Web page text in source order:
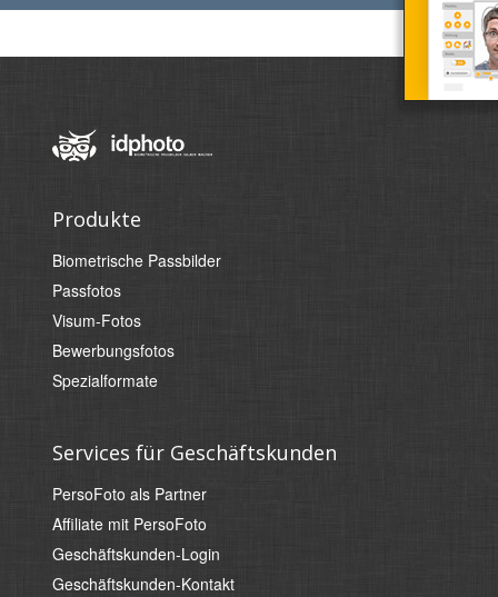
Produkte
Biometrische Passbilder
Passfotos
Visum-Fotos
Bewerbungsfotos
Spezialformate
Services für Geschäftskunden
PersoFoto als Partner
Affiliate mit PersoFoto
Geschäftskunden-Login
Geschäftskunden-Kontakt